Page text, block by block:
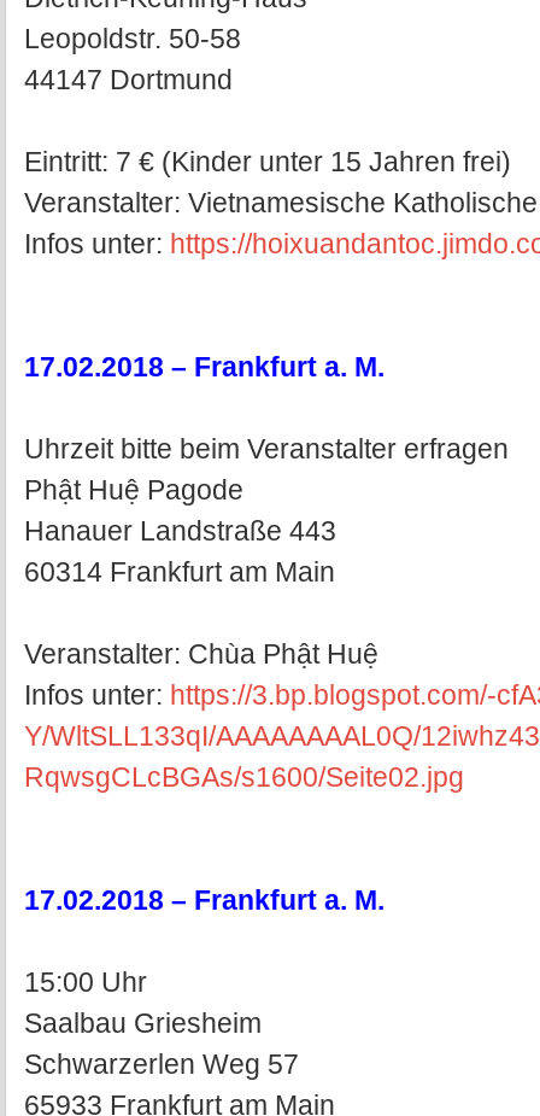
Leopoldstr. 50-58
44147 Dortmund
Eintritt: 7 € (Kinder unter 15 Jahren frei)
Veranstalter: Vietnamesische
Infos unter: https://
17.02.2018 – Frankfurt a. M.
Uhrzeit bitte beim Veranstalter erfragen
Phật Huệ Pagode
Hanauer Landstraße 443
60314 Frankfurt am Main
Veranstalter: Chùa Phật Huệ
Infos unter: https://3.bp.blogspot.com/-
Y/WltSLL133qI/AAAAAAAAL0Q/
RqwsgCLcBGAs/s1600/Seite02.jpg
17.02.2018 – Frankfurt a. M.
15:00 Uhr
Saalbau Griesheim
Schwarzerlen Weg 57
65933 Frankfurt am Main